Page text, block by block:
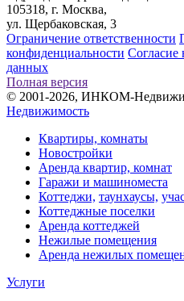
105318, г. Москва,
ул. Щербаковская, 3
Ограничение ответственности
конфиденциальности Согласие
данных
Полная версия
© 2001-2026, ИНКОМ-
Недвижимость
Квартиры, комнаты
Новостройки
Аренда квартир, комнат
Гаражи и машиноместа
Коттеджи, таунхаусы,
Коттеджные поселки
Аренда коттеджей
Нежилые помещения
Аренда нежилых
Услуги